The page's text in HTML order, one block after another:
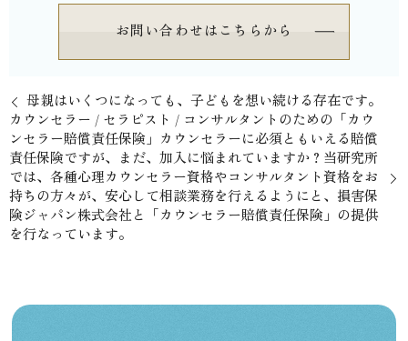
お問い合わせはこちらから
⁡ 母親はいくつになっても、子どもを想い続ける存在です。
⁡カウンセラー / セラピスト / コンサルタントのための「カウ
ンセラー賠償責任保険」⁡カウンセラーに必須ともいえる賠償
責任保険ですが、まだ、加入に悩まれていますか？⁡当研究所
では、各種心理カウンセラー資格やコンサルタント資格をお
持ちの方々が、安心して相談業務を行えるようにと、損害保
険ジャパン株式会社と「カウンセラー賠償責任保険」の提供
を行なっています。